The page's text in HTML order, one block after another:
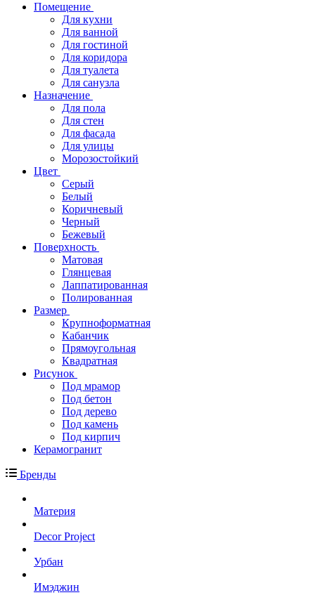
Помещение
Для кухни
Для ванной
Для гостиной
Для коридора
Для туалета
Для санузла
Назначение
Для пола
Для стен
Для фасада
Для улицы
Морозостойкий
Цвет
Серый
Белый
Коричневый
Черный
Бежевый
Поверхность
Матовая
Глянцевая
Лаппатированная
Полированная
Размер
Крупноформатная
Кабанчик
Прямоугольная
Квадратная
Рисунок
Под мрамор
Под бетон
Под дерево
Под камень
Под кирпич
Керамогранит
Бренды
Материя
Decor Project
Урбан
Имэджин